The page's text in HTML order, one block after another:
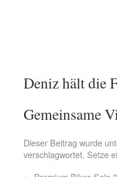
Deniz hält die
Gemeinsame
Dieser Beitrag wurde
verschlagwortet. Setze